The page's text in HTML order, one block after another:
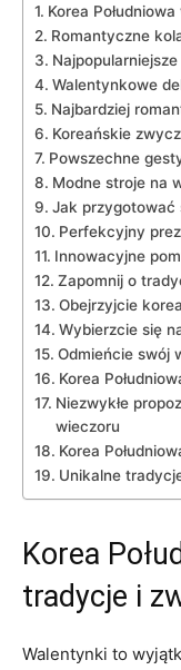
Korea
Romantyczne
Walentynkowe
Najbardziej
Koreańskie
Powszechne
Modne stroje na
Jak przygotować
Perfekcyjny
Innowacyjne
Zapomnij​ o
Obejrzyjcie
Wybierzcie się
Odmieńcie swój
Korea
Niezwykłe
wieczoru
Korea
Unikalne
Korea
tradycje i
Walentynki to